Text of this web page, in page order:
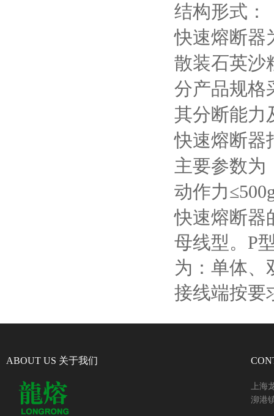
结构形式：
快速熔断器
散装石英沙
分产品规格
其分断能力
快速熔断器
主要参数为
动作力≤
快速熔断器
母线型。 P
为：单体、
接线端按要
ABOUT US 关于我们
上海
泖港